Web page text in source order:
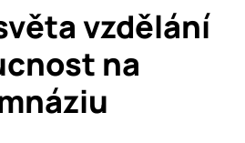
vzdělání
na